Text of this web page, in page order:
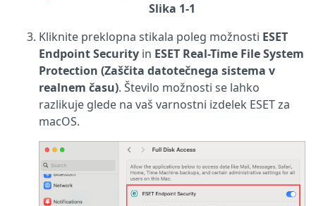
Slika 1-1
Kliknite preklopna stikala poleg možnosti ESET
Endpoint Security in ESET Real-Time File System
Protection (Zaščita datotečnega sistema v
realnem času). Število možnosti se lahko
razlikuje glede na vaš varnostni izdelek ESET za
macOS.